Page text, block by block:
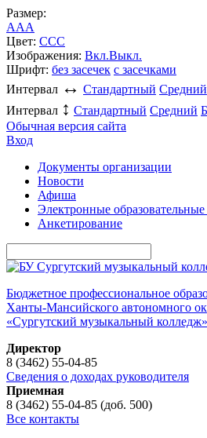
Размер:
AAA
Цвет: CCC
Изображения: Вкл.Выкл.
Шрифт: без засечек с засечками
Интервал ↔ Стандартный Средний
Интервал ↕ Стандартный Средний
Обычная версия сайта
Вход
Документы организации
Новости
Афиша
Электронные
Анкетирование
Бюджетное профессиональное
Ханты-Мансийского автономного
«Сургутский музыкальный колледж»
Директор
8 (3462) 55-04-85
Сведения о доходах руководителя
Приемная
8 (3462) 55-04-85 (доб. 500)
Все контакты